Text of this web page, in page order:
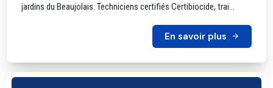
jardins du Beaujolais. Techniciens certifiés Certibiocide, trai...
En savoir plus